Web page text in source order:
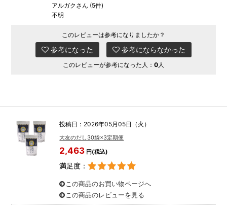
アルガクさん (5件)
不明
このレビューは参考になりましたか？
参考になった 参考にならなかった
このレビューが参考になった人： 0 人
投稿日：2026年05月05日（火）
大友のだし30袋×3定期便
2,463 円(税込)
満足度：
この商品のお買い物ページへ
この商品のレビューを見る